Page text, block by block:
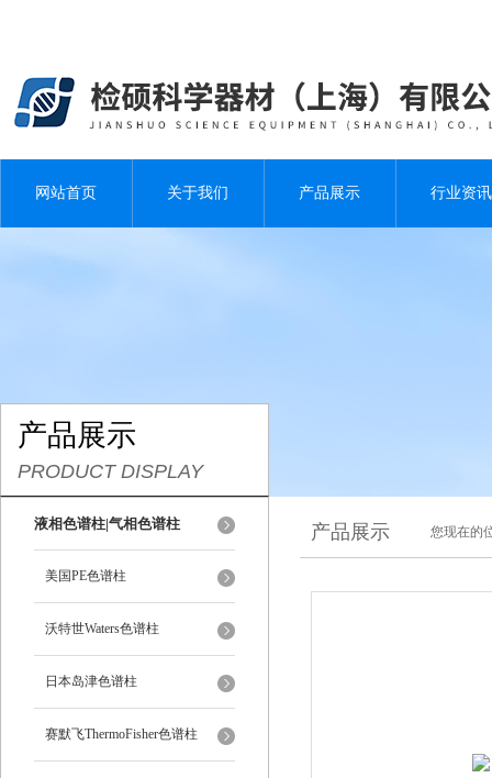
网站首页 关于我们 产品展示 行业资讯
产品展示
PRODUCT DISPLAY
液相色谱柱|气相色谱柱
美国PE色谱柱
沃特世Waters色谱柱
日本岛津色谱柱
赛默飞ThermoFisher色谱柱
产品展示 您现在的